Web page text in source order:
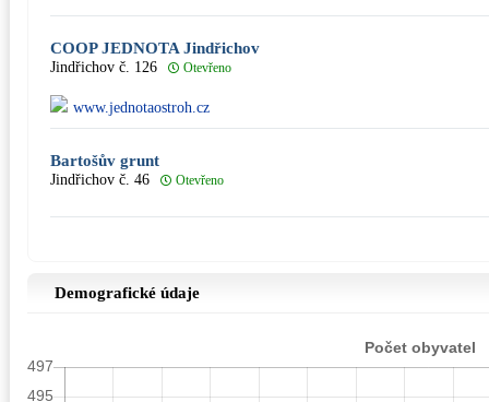
COOP JEDNOTA Jindřichov
Jindřichov č. 126 Otevřeno
www.jednotaostroh.cz
Bartošův grunt
Jindřichov č. 46 Otevřeno
Demografické údaje